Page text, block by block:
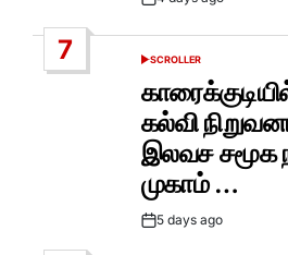
Post
7
POSTED
SCROLLER
கல்வி
இலவச சமூக
முகாம் …
Post5 days ago